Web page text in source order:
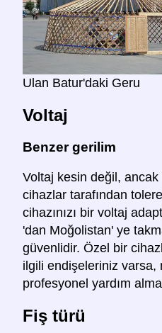
Ulan Batur'daki Geru
Voltaj
Benzer gerilim
Voltaj kesin değil,
cihazlar tarafından
cihazınızı bir voltaj
'dan Moğolistan' ye
güvenlidir. Özel bir
ilgili endişeleriniz
profesyonel yardım
Fiş türü